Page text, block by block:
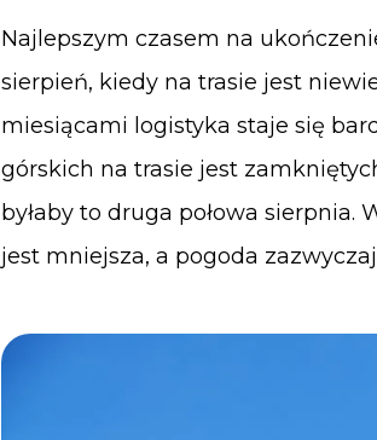
Najlepszym czasem na
sierpień, kiedy na trasie jest
miesiącami logistyka staje się
górskich na trasie jest
byłaby to druga połowa
jest mniejsza, a pogoda